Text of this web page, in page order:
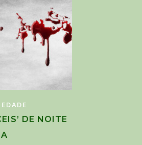
DE NOITE